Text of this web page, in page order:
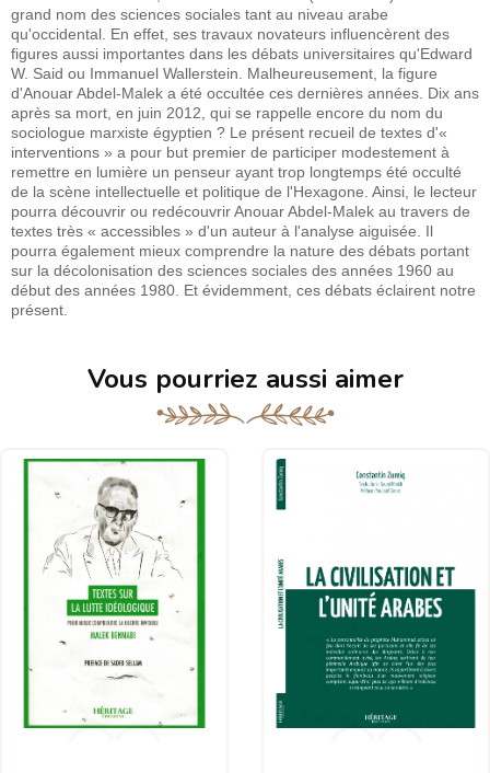
grand nom des sciences sociales tant au niveau arabe
qu'occidental. En effet, ses travaux novateurs influencèrent des
figures aussi importantes dans les débats universitaires qu'Edward
W. Said ou Immanuel Wallerstein. Malheureusement, la figure
d'Anouar Abdel-Malek a été occultée ces dernières années. Dix ans
après sa mort, en juin 2012, qui se rappelle encore du nom du
sociologue marxiste égyptien ? Le présent recueil de textes d'«
interventions » a pour but premier de participer modestement à
remettre en lumière un penseur ayant trop longtemps été occulté
de la scène intellectuelle et politique de l'Hexagone. Ainsi, le lecteur
pourra découvrir ou redécouvrir Anouar Abdel-Malek au travers de
textes très « accessibles » d'un auteur à l'analyse aiguisée. Il
pourra également mieux comprendre la nature des débats portant
sur la décolonisation des sciences sociales des années 1960 au
début des années 1980. Et évidemment, ces débats éclairent notre
présent.
Vous pourriez aussi aimer